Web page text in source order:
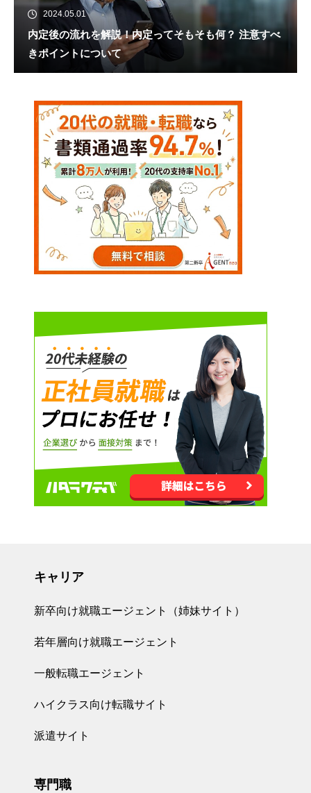
2024.05.01
内定後の流れを解説！内定ってそもそも何？ 注意すべ
きポイントについて
キャリア
新卒向け就職エージェント（姉妹サイト）
若年層向け就職エージェント
一般転職エージェント
ハイクラス向け転職サイト
派遣サイト
専門職